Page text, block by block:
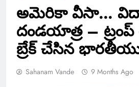
అమెరికా వీసా…
దండయాత్ర – ట్రంప్
బ్రేక్ చేసిన
Sahanam Vande 9 Months Ago